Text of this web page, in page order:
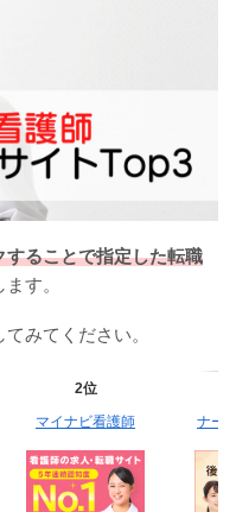
することで指定した転職
す。
みてください。
2位
マイナビ看護師 ナー